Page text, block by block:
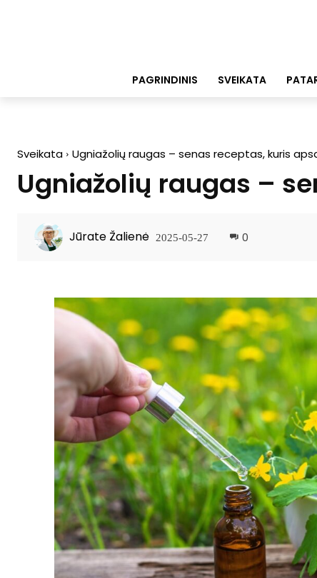
PAGRINDINIS SVEIKATA
Sveikata Ugniažolių raugas – senas receptas, kuris
Ugniažolių raugas –
Jūrate Žalienė 2025-05-27 0